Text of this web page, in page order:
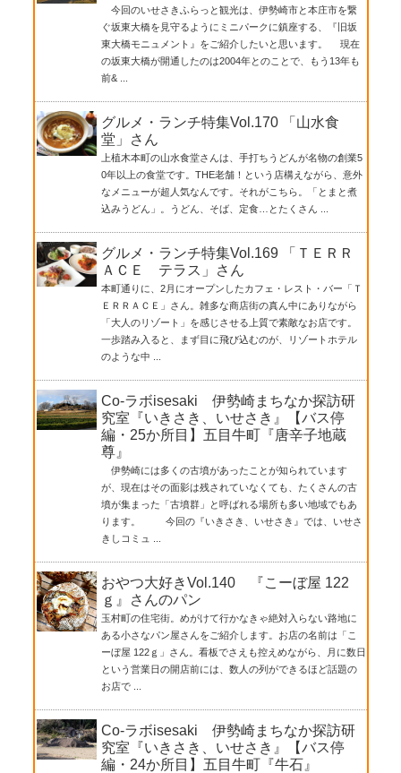
今回のいせさきふらっと観光は、伊勢崎市と本庄市を繋
ぐ坂東大橋を見守るようにミニパークに鎮座する、『旧坂
東大橋モニュメント』をご紹介したいと思います。 現在
の坂東大橋が開通したのは2004年とのことで、もう13年も
前& ...
グルメ・ランチ特集Vol.170 「山水食
堂」さん
上植木本町の山水食堂さんは、手打ちうどんが名物の創業5
0年以上の食堂です。THE老舗！という店構えながら、意外
なメニューが超人気なんです。それがこちら。「とまと煮
込みうどん」。うどん、そば、定食…とたくさん ...
グルメ・ランチ特集Vol.169 「ＴＥＲＲ
ＡＣＥ テラス」さん
本町通りに、2月にオープンしたカフェ・レスト・バー「Ｔ
ＥＲＲＡＣＥ」さん。雑多な商店街の真ん中にありながら
「大人のリゾート」を感じさせる上質で素敵なお店です。
一歩踏み入ると、まず目に飛び込むのが、リゾートホテル
のような中 ...
Co-ラボisesaki 伊勢崎まちなか探訪研
究室『いきさき、いせさき』【バス停
編・25か所目】五目牛町『唐辛子地蔵
尊』
伊勢崎には多くの古墳があったことが知られています
が、現在はその面影は残されていなくても、たくさんの古
墳が集まった「古墳群」と呼ばれる場所も多い地域でもあ
ります。 今回の『いきさき、いせさき』では、いせさ
きしコミュ ...
おやつ大好きVol.140 『こーぼ屋 122
ｇ』さんのパン
玉村町の住宅街。めがけて行かなきゃ絶対入らない路地に
ある小さなパン屋さんをご紹介します。お店の名前は「こ
ーぼ屋 122ｇ」さん。看板でさえも控えめながら、月に数日
という営業日の開店前には、数人の列ができるほど話題の
お店で ...
Co-ラボisesaki 伊勢崎まちなか探訪研
究室『いきさき、いせさき』【バス停
編・24か所目】五目牛町『牛石』